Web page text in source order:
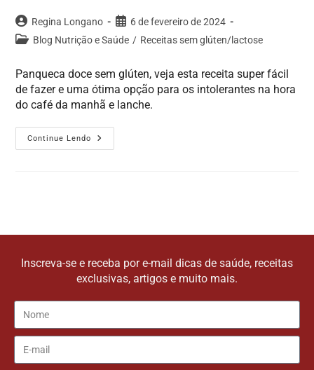
Regina Longano
6 de fevereiro de 2024
Blog Nutrição e Saúde / Receitas sem glúten/lactose
Panqueca doce sem glúten, veja esta receita super fácil
de fazer e uma ótima opção para os intolerantes na hora
do café da manhã e lanche.
Continue Lendo
Inscreva-se e receba por e-mail dicas de saúde, receitas
exclusivas, artigos e muito mais.